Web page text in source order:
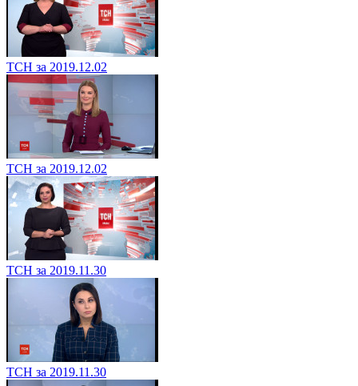
ТСН за 2019.12.02
ТСН за 2019.12.02
ТСН за 2019.11.30
ТСН за 2019.11.30